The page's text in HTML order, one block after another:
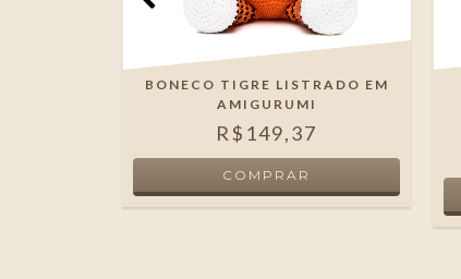
BONECO TIGRE LISTRADO EM
AMIGURUMI
R$149,37